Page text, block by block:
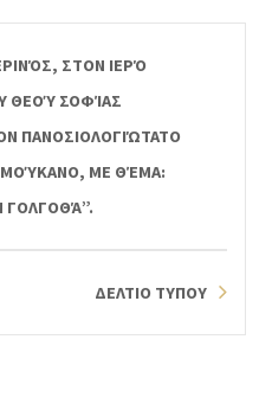
ΣΤΟΝ ΙΕΡΌ
ΘΕΟΎ ΣΟΦΊΑΣ
ΠΑΝΟΣΙΟΛΟΓΙΏΤΑΤΟ
ΜΟΎΚΑΝΟ, ΜΕ ΘΈΜΑ:
ΓΟΛΓΟΘΆ”.
ΔΕΛΤΙΟ ΤΥΠΟΥ